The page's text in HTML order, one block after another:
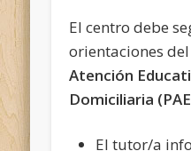
El centro debe
orientaciones del
Atención
Domiciliaria
El tutor/a